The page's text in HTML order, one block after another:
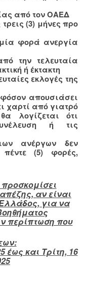
από τον ΟΑΕΔ
(3) μήνες προ
φορά ανεργία
την τελευταία
ή έκτακτη
εκλογές της
απουσιάσει
χαρτί από γιατρό
λογίζεται ότι
ή τις
ανέργων δεν
(5) φορές,
αν είναι
για να
περίπτωση που
έως και Τρίτη, 16